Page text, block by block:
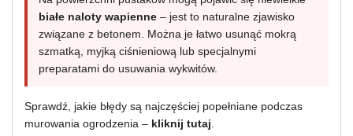
białe naloty wapienne – jest to naturalne zjawisko
związane z betonem. Można je łatwo usunąć mokrą
szmatką, myjką ciśnieniową lub specjalnymi
preparatami do usuwania wykwitów.
Sprawdź, jakie błędy są najczęściej popełniane podczas
murowania ogrodzenia – kliknij tutaj